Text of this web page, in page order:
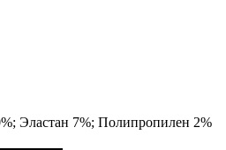
Эластан 7%; Полипропилен 2%